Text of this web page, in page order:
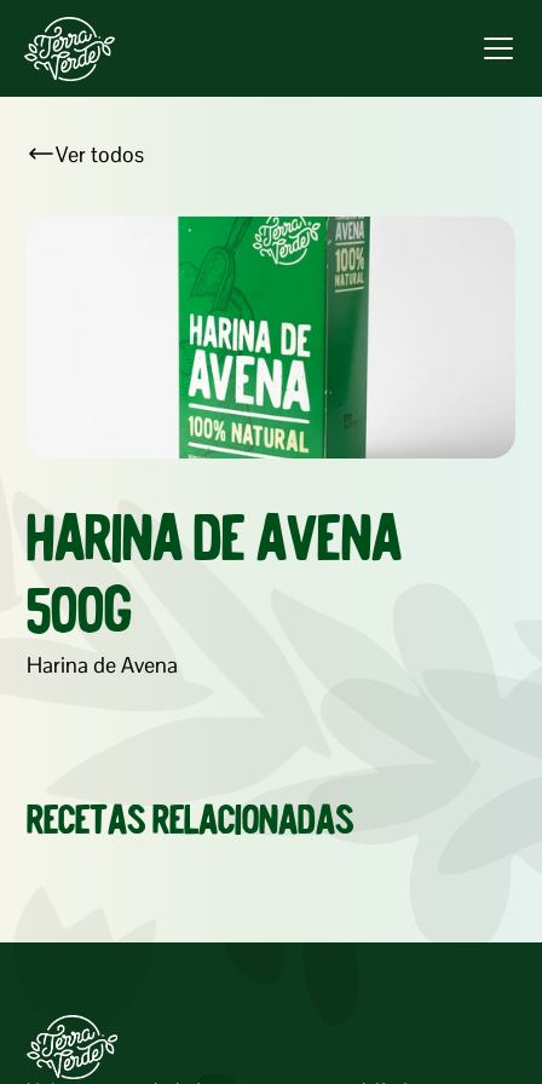
Ver todos
Harina de Avena
500g
Harina de Avena
Recetas relacionadas